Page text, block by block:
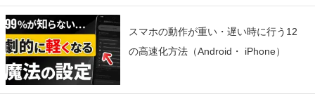
スマホの動作が重い・遅い時に行う12
の高速化方法（Android・ iPhone）